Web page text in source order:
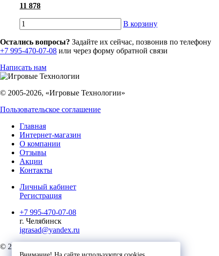
11 878
В корзину
Остались вопросы? Задайте их сейчас, позвонив по телефону
+7 995-470-07-08 или через форму обратной связи
Написать нам
© 2005-2026, «Игровые Технологии»
Пользовательское соглашение
Главная
Интернет-магазин
О компании
Отзывы
Акции
Контакты
Личный кабинет
Регистрация
+7 995-470-07-08
г. Челябинск
igrasad@yandex.ru
© 2023, Игровые Технологии